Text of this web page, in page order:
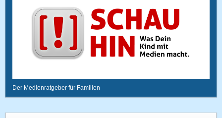
Der Medienratgeber für Familien